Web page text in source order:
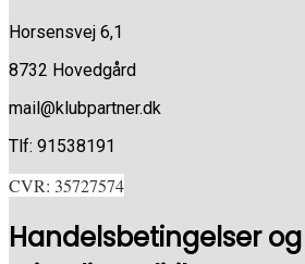
Horsensvej 6,1
8732 Hovedgård
mail@klubpartner.dk
Tlf: 91538191
CVR: 35727574
Handelsbetingelser